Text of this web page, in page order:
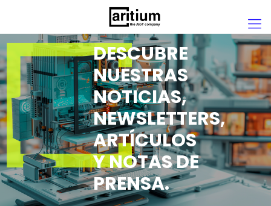
DESCUBRE
NUESTRAS
NOTICIAS,
NEWSLETTERS,
ARTÍCULOS
Y NOTAS DE
PRENSA.